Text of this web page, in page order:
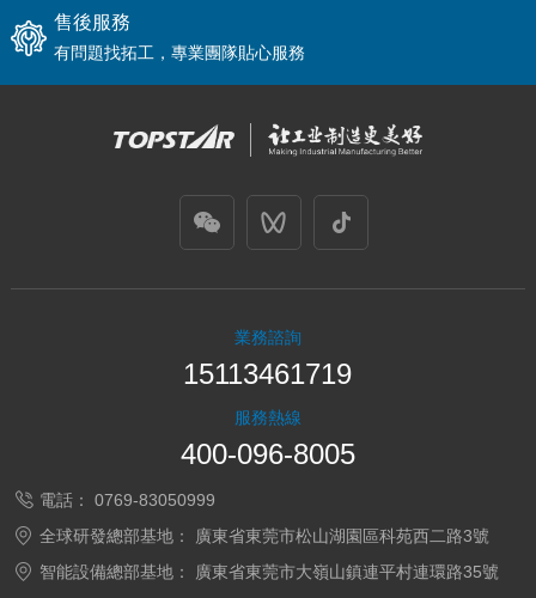
售後服務
有問題找拓工，專業團隊貼心服務
業務諮詢
15113461719
服務熱線
400-096-8005
電話：
0769-83050999
全球研發總部基地：
廣東省東莞市松山湖園區科苑西二路3號
智能設備總部基地：
廣東省東莞市大嶺山鎮連平村連環路35號